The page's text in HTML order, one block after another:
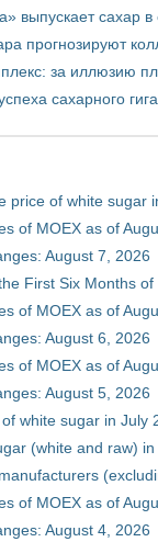
выпускает сахар в
прогнозируют
за иллюзию
сахарного
price of white sugar
of MOEX as of
August 7, 2026
First Six Months of
of MOEX as of
August 6, 2026
of MOEX as of
August 5, 2026
white sugar in July
(white and raw)
of MOEX as of
August 4, 2026